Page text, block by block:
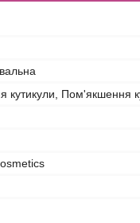
кутикули, Пом'якшення